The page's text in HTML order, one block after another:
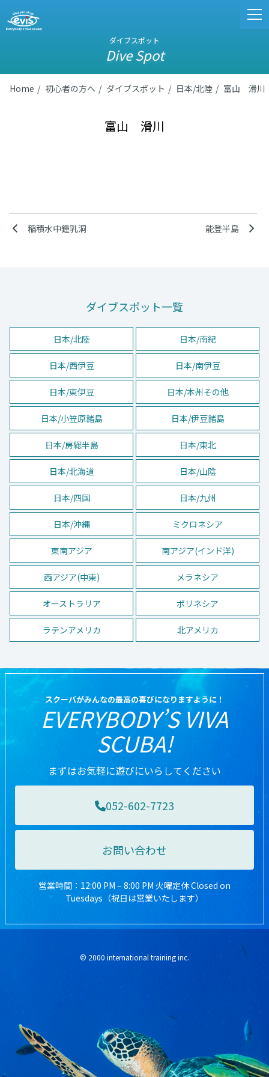
ダイブスポット
Dive Spot
Home 初心者の方へ ダイブスポット 日本/北陸 富山 滑川
富山 滑川
稲積水中鍾乳洞 能登半島
ダイブスポット一覧
日本/北陸 日本/南紀
日本/西伊豆 日本/南伊豆
日本/東伊豆 日本/本州その他
日本/小笠原諸島 日本/伊豆諸島
日本/房総半島 日本/東北
日本/北海道 日本/山陰
日本/四国 日本/九州
日本/沖縄 ミクロネシア
東南アジア 南アジア(インド洋)
西アジア(中東) メラネシア
オーストラリア ポリネシア
ラテンアメリカ 北アメリカ
スクーバがみんなの最高の喜びになりますように！
EVERYBODY’S VIVA
SCUBA!
まずはお気軽に遊びにいらしてください
052-602-7723
お問い合わせ
営業時間：12:00 PM – 8:00 PM 火曜定休 Closed on
Tuesdays（祝日は営業いたします）
© 2000 international training inc.